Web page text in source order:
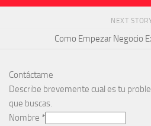
NEXT
Como Empezar Negocio
Contáctame
Describe brevemente cual es tu
que buscas.
Nombre *